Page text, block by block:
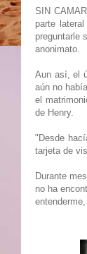
SIN
parte
preguntarle
anonimato.
Aun así, el
aún no
el
de Henry.
"Desde
tarjeta de
Durante
no ha